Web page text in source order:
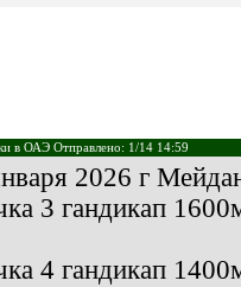
в ОАЭ Отправлено: 1/14 14:59
2026 г
3 гандикап
4 гандикап